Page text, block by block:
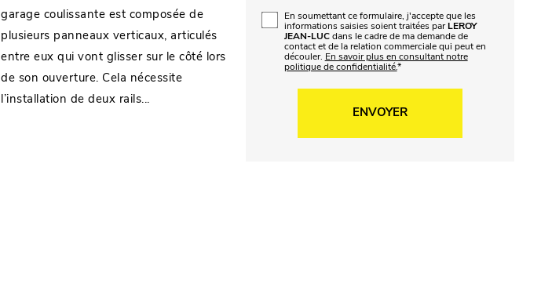
garage coulissante est composée de
plusieurs panneaux verticaux, articulés
entre eux qui vont glisser sur le côté lors
de son ouverture. Cela nécessite
l’installation de deux rails...
En soumettant ce formulaire, j'accepte que les
informations saisies soient traitées par LEROY
JEAN-LUCdans le cadre de ma demande de
contact et de la relation commerciale qui peut en
découler. En savoir plus en consultant notre
politique de confidentialité.*